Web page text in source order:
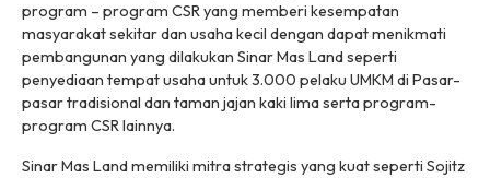
program – program CSR yang memberi kesempatan
masyarakat sekitar dan usaha kecil dengan dapat menikmati
pembangunan yang dilakukan Sinar Mas Land seperti
penyediaan tempat usaha untuk 3.000 pelaku UMKM di Pasar-
pasar tradisional dan taman jajan kaki lima serta program-
program CSR lainnya.
Sinar Mas Land memiliki mitra strategis yang kuat seperti Sojitz